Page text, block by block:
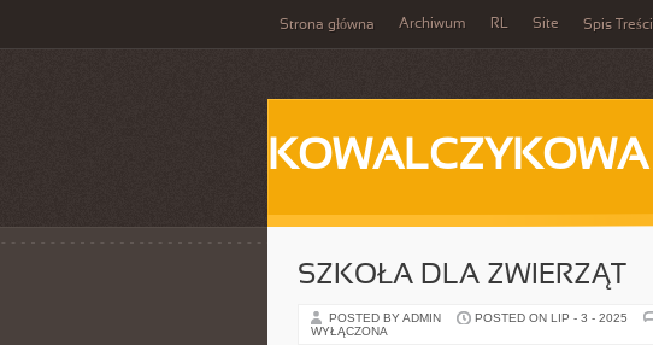
Strona główna Archiwum RL Site Spis Treści
KOWALCZYKOWA
SZKOŁA DLA ZWIERZĄT
POSTED BY ADMIN POSTED ON LIP - 3 - 2025
WYŁĄCZONA